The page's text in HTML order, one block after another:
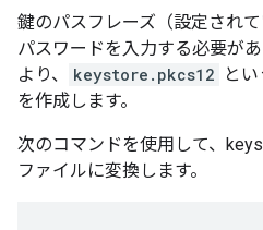
鍵のパスフレーズ（設定され
パスワードを入力する必要が
より、
keystore.pkcs12
と
を作成します。
次のコマンドを使用して、
ファイルに変換します。